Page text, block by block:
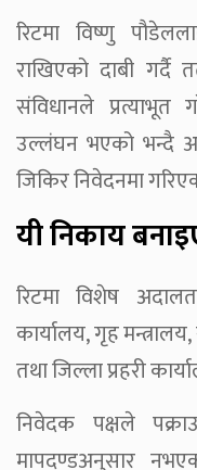
रिटमा विष्णु
राखिएको दाबी गर्दै
संविधानले प्रत्याभूत
उल्लंघन भएको भन्दै
जिकिर निवेदनमा
यी निकाय
रिटमा विशेष अदालत,
कार्यालय, गृह
तथा जिल्ला प्रहरी
निवेदक पक्षले
मापदण्डअनुसार